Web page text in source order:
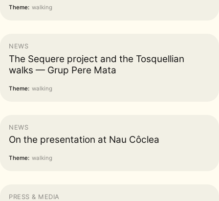
Theme: walking
NEWS
The Sequere project and the Tosquellian
walks — Grup Pere Mata
Theme: walking
NEWS
On the presentation at Nau Côclea
Theme: walking
PRESS & MEDIA